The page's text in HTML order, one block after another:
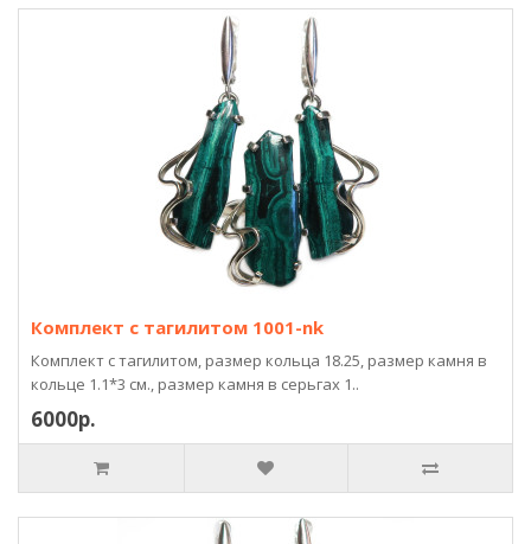
Комплект с тагилитом 1001-nk
Комплект с тагилитом, размер кольца 18.25, размер камня в
кольце 1.1*3 см., размер камня в серьгах 1..
6000р.